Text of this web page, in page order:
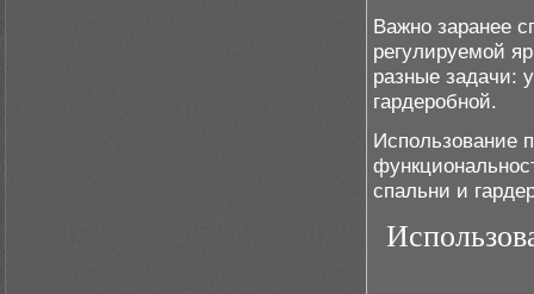
Важно заранее
регулируемой
разные задачи:
гардеробной.
Использование
спальни и